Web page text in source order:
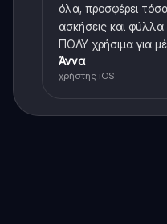
όλα, προσφέρει
ασκήσεις και
ΠΟΛΥ χρήσιμα για
Άννα
χρήστης iOS